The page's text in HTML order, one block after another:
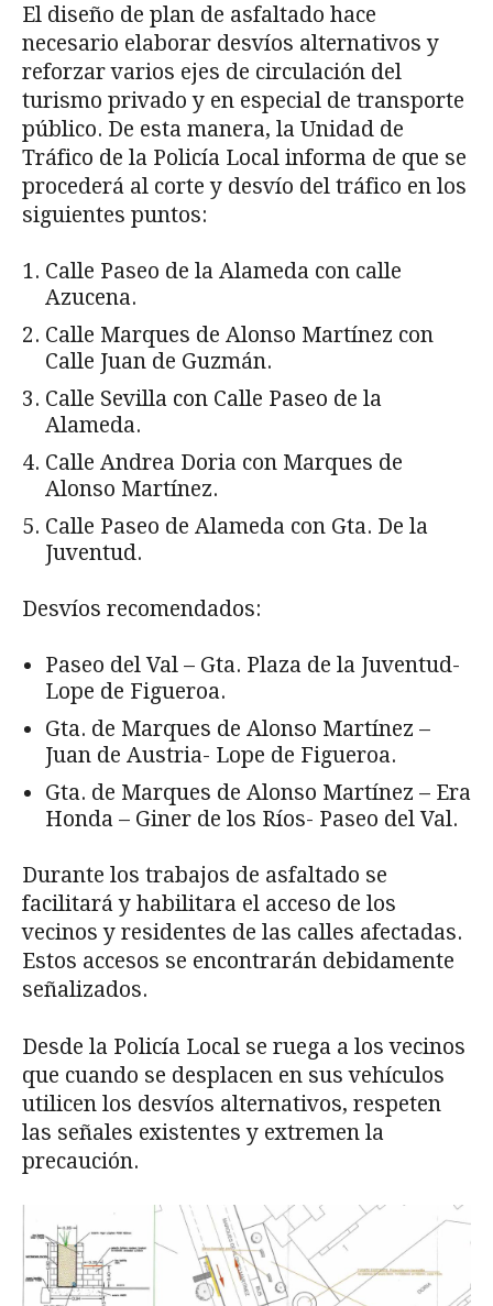
El diseño de plan de asfaltado hace
necesario elaborar desvíos alternativos y
reforzar varios ejes de circulación del
turismo privado y en especial de transporte
público. De esta manera, la Unidad de
Tráfico de la Policía Local informa de que se
procederá al corte y desvío del tráfico en los
siguientes puntos:
Calle Paseo de la Alameda con calle
Azucena.
Calle Marques de Alonso Martínez con
Calle Juan de Guzmán.
Calle Sevilla con Calle Paseo de la
Alameda.
Calle Andrea Doria con Marques de
Alonso Martínez.
Calle Paseo de Alameda con Gta. De la
Juventud.
Desvíos recomendados:
Paseo del Val – Gta. Plaza de la Juventud-
Lope de Figueroa.
Gta. de Marques de Alonso Martínez –
Juan de Austria- Lope de Figueroa.
Gta. de Marques de Alonso Martínez – Era
Honda – Giner de los Ríos- Paseo del Val.
Durante los trabajos de asfaltado se
facilitará y habilitara el acceso de los
vecinos y residentes de las calles afectadas.
Estos accesos se encontrarán debidamente
señalizados.
Desde la Policía Local se ruega a los vecinos
que cuando se desplacen en sus vehículos
utilicen los desvíos alternativos, respeten
las señales existentes y extremen la
precaución.